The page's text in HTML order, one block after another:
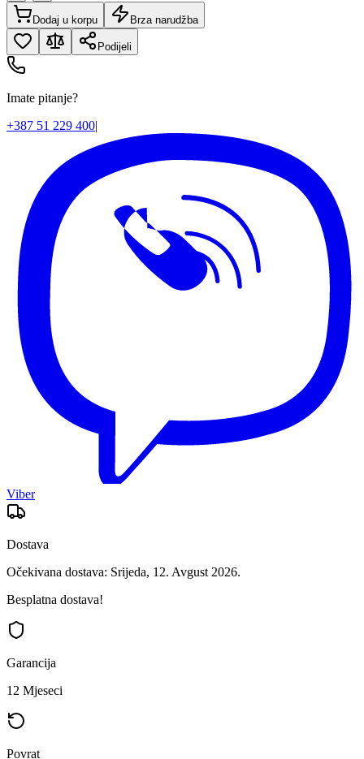
Dodaj u korpu Brza narudžba
Podijeli
Imate pitanje?
+387 51 229 400|
Viber
Dostava
Očekivana dostava: Srijeda, 12. Avgust 2026.
Besplatna dostava!
Garancija
12 Mjeseci
Povrat